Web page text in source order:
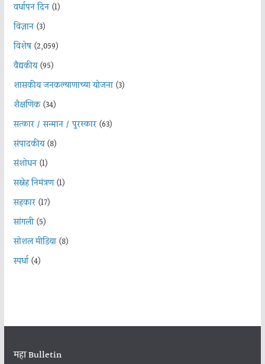
वर्धापन दिन(1)
विज्ञान(3)
विशेष(2,059)
वैद्यकीय(95)
शासकीय जनकल्याणाच्या योजना(3)
शैक्षणिक(34)
सत्कार / सन्मान / पुरस्कार(63)
संपादकीय(8)
संशोधन(1)
सस्नेह निमंत्रण(1)
सहकार(17)
सांगली(5)
सोशल मीडिया(8)
स्पर्धा(4)
महा Bulletin